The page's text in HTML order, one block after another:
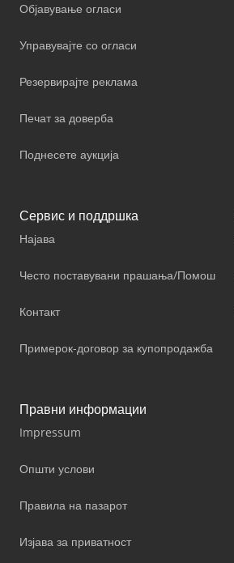
Објавување огласи
Управувајте со огласи
Резервирајте реклама
Печат за доверба
Поднесете аукција
Сервис и поддршка
Најава
Често поставувани прашања/Помош
Контакт
Примерок-договор за купопродажба
Правни информации
Impressum
Општи услови
Правила на пазарот
Изјава за приватност